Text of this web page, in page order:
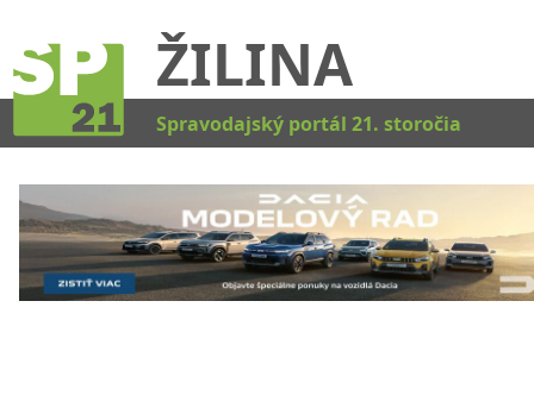
ŽILINA
Spravodajský portál 21. storočia